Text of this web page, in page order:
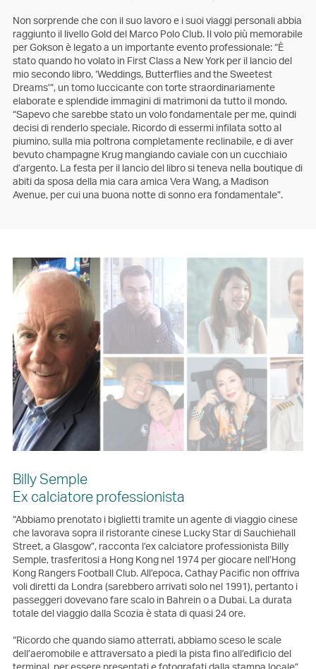
Non sorprende che con il suo lavoro e i suoi viaggi personali abbia
raggiunto il livello Gold del Marco Polo Club. Il volo più memorabile
per Gokson è legato a un importante evento professionale: “È
stato quando ho volato in First Class a New York per il lancio del
mio secondo libro, ‘Weddings, Butterflies and the Sweetest
Dreams’”, un tomo luccicante con torte straordinariamente
elaborate e splendide immagini di matrimoni da tutto il mondo.
“Sapevo che sarebbe stato un volo fondamentale per me, quindi
decisi di renderlo speciale. Ricordo di essermi infilata sotto al
piumino, sulla mia poltrona completamente reclinabile, e di aver
bevuto champagne Krug mangiando caviale con un cucchiaio
d’argento. La festa per il lancio del libro si teneva nella boutique di
abiti da sposa della mia cara amica Vera Wang, a Madison
Avenue, per cui una buona notte di sonno era fondamentale”.
Billy Semple
Ex calciatore professionista
“Abbiamo prenotato i biglietti tramite un agente di viaggio cinese
che lavorava sopra il ristorante cinese Lucky Star di Sauchiehall
Street, a Glasgow”, racconta l’ex calciatore professionista Billy
Semple, trasferitosi a Hong Kong nel 1974 per giocare nell’Hong
Kong Rangers Football Club. All’epoca, Cathay Pacific non offriva
voli diretti da Londra (sarebbero arrivati solo nel 1991), pertanto i
passeggeri dovevano fare scalo in Bahrein o a Dubai. La durata
totale del viaggio dalla Scozia è stata di quasi 24 ore.
“Ricordo che quando siamo atterrati, abbiamo sceso le scale
dell’aeromobile e attraversato a piedi la pista fino all’edificio del
terminal, per essere presentati e fotografati dalla stampa locale”,